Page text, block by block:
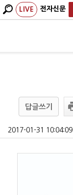
LIVE 전자신문
답글쓰기
2017-01-31 10:04:09